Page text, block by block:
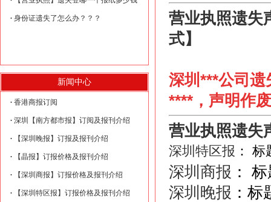
身份证遗失了怎么办？？？
新闻中心
香港商报订阅
深圳【南方都市报】订阅及报刊介绍
【深圳晚报】订报及报刊介绍
【晶报】订报价格及报刊介绍
【深圳商报】订报价格及报刊介绍
【深圳特区报】订报价格及报刊介绍
营业执照遗失
式】
深圳***公司
****，声明作
营业执照遗失
深圳特区报 ：
深圳商报 ：
深圳晚报 ：